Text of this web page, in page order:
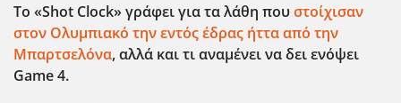
To «Shot Clock» γράφει για τα λάθη πουστοίχισαν
στον Ολυμπιακό την εντός έδρας ήττα από την
Μπαρτσελόνα, αλλά και τι αναμένει να δει ενόψει
Game 4.